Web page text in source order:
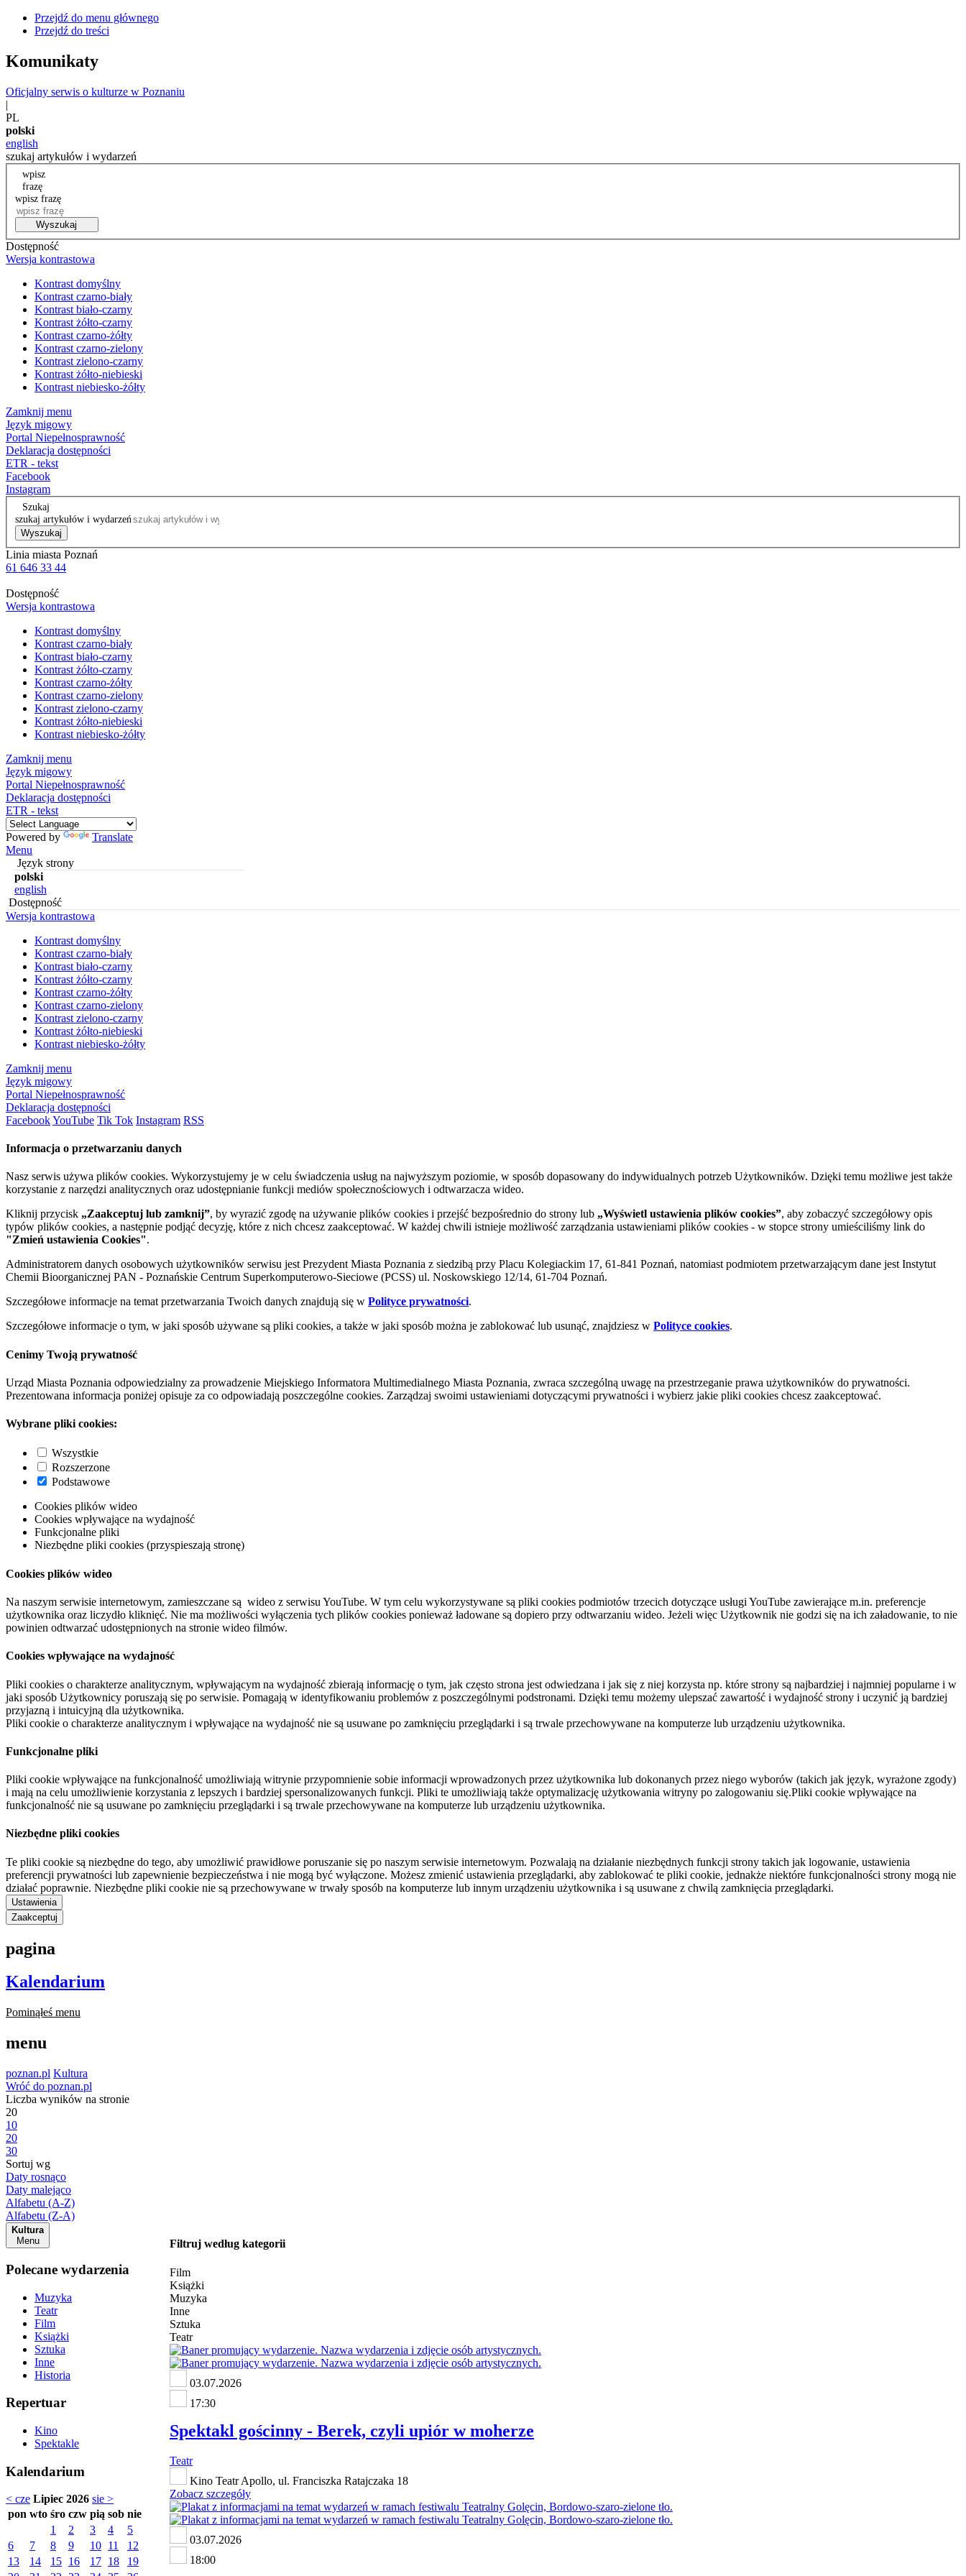
Przejdź do menu głównego
Przejdź do treści
Komunikaty
Oficjalny serwis o kulturze w Poznaniu
|
PL
polski
english
szukaj artykułów i wydarzeń
wpisz
frazę
wpisz frazę
Wyszukaj
Dostępność
Wersja kontrastowa
Kontrast domyślny
Kontrast czarno-biały
Kontrast biało-czarny
Kontrast żółto-czarny
Kontrast czarno-żółty
Kontrast czarno-zielony
Kontrast zielono-czarny
Kontrast żółto-niebieski
Kontrast niebiesko-żółty
Zamknij menu
Język migowy
Portal Niepełnosprawność
Deklaracja dostępności
ETR - tekst
Facebook
Instagram
Szukaj
szukaj artykułów i wydarzeń
Wyszukaj
Linia miasta Poznań
61 646 33 44
Dostępność
Wersja kontrastowa
Kontrast domyślny
Kontrast czarno-biały
Kontrast biało-czarny
Kontrast żółto-czarny
Kontrast czarno-żółty
Kontrast czarno-zielony
Kontrast zielono-czarny
Kontrast żółto-niebieski
Kontrast niebiesko-żółty
Zamknij menu
Język migowy
Portal Niepełnosprawność
Deklaracja dostępności
ETR - tekst
Powered by
Translate
Menu
Język strony
polski
english
Dostępność
Wersja kontrastowa
Kontrast domyślny
Kontrast czarno-biały
Kontrast biało-czarny
Kontrast żółto-czarny
Kontrast czarno-żółty
Kontrast czarno-zielony
Kontrast zielono-czarny
Kontrast żółto-niebieski
Kontrast niebiesko-żółty
Zamknij menu
Język migowy
Portal Niepełnosprawność
Deklaracja dostępności
FacebookYouTube Tik Tok Instagram RSS
Informacja o przetwarzaniu danych
Nasz serwis używa plików cookies. Wykorzystujemy je w celu świadczenia usług na najwyższym poziomie, w sposób dopasowany do indywidualnych potrzeb Użytkowników. Dzięki temu możliwe jest także
korzystanie z narzędzi analitycznych oraz udostępnianie funkcji mediów społecznościowych i odtwarzacza wideo.
Kliknij przycisk „Zaakceptuj lub zamknij”, by wyrazić zgodę na używanie plików cookies i przejść bezpośrednio do strony lub „Wyświetl ustawienia plików cookies”, aby zobaczyć szczegółowy opis
typów plików cookies, a następnie podjąć decyzję, które z nich chcesz zaakceptować. W każdej chwili istnieje możliwość zarządzania ustawieniami plików cookies - w stopce strony umieściliśmy link do
"Zmień ustawienia Cookies".
Administratorem danych osobowych użytkowników serwisu jest Prezydent Miasta Poznania z siedzibą przy Placu Kolegiackim 17, 61-841 Poznań, natomiast podmiotem przetwarzającym dane jest Instytut
Chemii Bioorganicznej PAN - Poznańskie Centrum Superkomputerowo-Sieciowe (PCSS) ul. Noskowskiego 12/14, 61-704 Poznań.
Szczegółowe informacje na temat przetwarzania Twoich danych znajdują się w Polityce prywatności.
Szczegółowe informacje o tym, w jaki sposób używane są pliki cookies, a także w jaki sposób można je zablokować lub usunąć, znajdziesz w Polityce cookies.
Cenimy Twoją prywatność
Urząd Miasta Poznania odpowiedzialny za prowadzenie Miejskiego Informatora Multimedialnego Miasta Poznania, zwraca szczególną uwagę na przestrzeganie prawa użytkowników do prywatności.
Prezentowana informacja poniżej opisuje za co odpowiadają poszczególne cookies. Zarządzaj swoimi ustawieniami dotyczącymi prywatności i wybierz jakie pliki cookies chcesz zaakceptować.
Wybrane pliki cookies:
Wszystkie
Rozszerzone
Podstawowe
Cookies plików wideo
Cookies wpływające na wydajność
Funkcjonalne pliki
Niezbędne pliki cookies (przyspieszają stronę)
Cookies plików wideo
Na naszym serwisie internetowym, zamieszczane są wideo z serwisu YouTube. W tym celu wykorzystywane są pliki cookies podmiotów trzecich dotyczące usługi YouTube zawierające m.in. preferencje
użytkownika oraz liczydło kliknięć. Nie ma możliwości wyłączenia tych plików cookies ponieważ ładowane są dopiero przy odtwarzaniu wideo. Jeżeli więc Użytkownik nie godzi się na ich załadowanie, to nie
powinien odtwarzać udostępnionych na stronie wideo filmów.
Cookies wpływające na wydajność
Pliki cookies o charakterze analitycznym, wpływającym na wydajność zbierają informację o tym, jak często strona jest odwiedzana i jak się z niej korzysta np. które strony są najbardziej i najmniej popularne i w
jaki sposób Użytkownicy poruszają się po serwisie. Pomagają w identyfikowaniu problemów z poszczególnymi podstronami. Dzięki temu możemy ulepszać zawartość i wydajność strony i uczynić ją bardziej
przyjazną i intuicyjną dla użytkownika.
Pliki cookie o charakterze analitycznym i wpływające na wydajność nie są usuwane po zamknięciu przeglądarki i są trwale przechowywane na komputerze lub urządzeniu użytkownika.
Funkcjonalne pliki
Pliki cookie wpływające na funkcjonalność umożliwiają witrynie przypomnienie sobie informacji wprowadzonych przez użytkownika lub dokonanych przez niego wyborów (takich jak język, wyrażone zgody)
i mają na celu umożliwienie korzystania z lepszych i bardziej spersonalizowanych funkcji. Pliki te umożliwiają także optymalizację użytkowania witryny po zalogowaniu się.Pliki cookie wpływające na
funkcjonalność nie są usuwane po zamknięciu przeglądarki i są trwale przechowywane na komputerze lub urządzeniu użytkownika.
Niezbędne pliki cookies
Te pliki cookie są niezbędne do tego, aby umożliwić prawidłowe poruszanie się po naszym serwisie internetowym. Pozwalają na działanie niezbędnych funkcji strony takich jak logowanie, ustawienia
preferencji prywatności lub zapewnienie bezpieczeństwa i nie mogą być wyłączone. Możesz zmienić ustawienia przeglądarki, aby zablokować te pliki cookie, jednakże niektóre funkcjonalności strony mogą nie
działać poprawnie. Niezbędne pliki cookie nie są przechowywane w trwały sposób na komputerze lub innym urządzeniu użytkownika i są usuwane z chwilą zamknięcia przeglądarki.
Ustawienia
Zaakceptuj
pagina
Kalendarium
Pominąłeś menu
menu
poznan.pl Kultura
Wróć do poznan.pl
Liczba wyników na stronie
20
10
20
30
Sortuj wg
Daty rosnąco
Daty malejąco
Alfabetu (A-Z)
Alfabetu (Z-A)
Kultura
Menu
Polecane wydarzenia
Muzyka
Teatr
Film
Książki
Sztuka
Inne
Historia
Repertuar
Kino
Spektakle
Kalendarium
< cze Lipiec 2026 sie >
pon wto śro czw pią sob nie
1
2 3 4
5
6
7 8 9 10 11
12
13
14 15 16 17 18
19
Filtruj według kategorii
Film
Książki
Muzyka
Inne
Sztuka
Teatr
03.07.2026
17:30
Spektakl gościnny - Berek, czyli upiór w moherze
Teatr
Kino Teatr Apollo, ul. Franciszka Ratajczaka 18
Zobacz szczegóły
03.07.2026
18:00